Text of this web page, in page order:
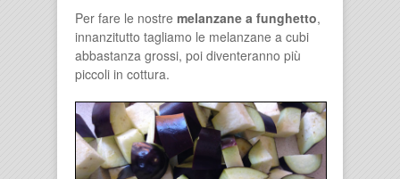
Per fare le nostre melanzane a funghetto,
innanzitutto tagliamo le melanzane a cubi
abbastanza grossi, poi diventeranno più
piccoli in cottura.